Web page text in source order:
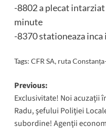
-8802 a plecat
minute
-8370 stationeaza
Tags: CFR SA, ruta
Post
navigation
Previous:
Exclusivitate! Noi acuzaţii
Radu, şefului Poliţiei
subordine! Agenţii